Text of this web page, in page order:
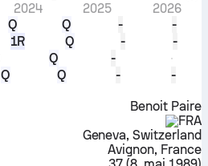
2024 2025
2026
Q Q -
-
1R Q -
-
Q
-
Q Q -
-
Benoit Paire
FRA
Geneva, Switzerland
Avignon, France